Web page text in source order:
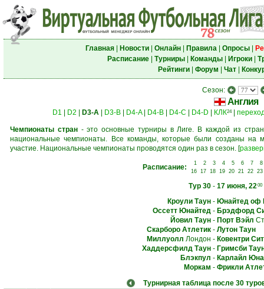
Главная| Новости| Онлайн| Правила| Опросы|
Расписание| Турниры| Команды| Игроки|
Рейтинги| Форум Чат|
Сезон:
Англия
D1 D2 D3-A| D3-B| D4-A| D4-B| D4-C D4-D КЛК24|
Чемпионаты стран- это основные турниры в Лиге. В каждой из
национальные чемпионаты. Все команды, которые были созданы на
участие. Национальные чемпионаты проводятся один раз в сезон. [
Расписание: 1 2 3 4 5 6 7
8
16
17 18 19 20 21 22 23
Тур 30- 17 июня, 2200
Кроули Таун- Юнайтед оф
Оссетт Юнайтед- Брэдфорд
Йовил Таун- Порт Вэйл
Скарборо Атлетик- Лутон Таун
Миллуолл Лондон - Ковентри
Хаддерсфилд Таун- Гримсби
Блэкпул - Карлайл
Моркам - Фрикли
Турнирная таблица после 30